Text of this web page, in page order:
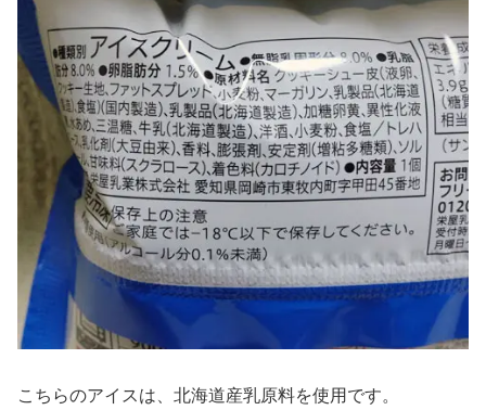
こちらのアイスは、北海道産乳原料を使用です。